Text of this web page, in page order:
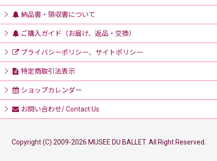
納品書・領収書について
ご購入ガイド（お届け、返品・交換）
プライバシーポリシー、サイトポリシー
特定商取引法表示
ショップカレンダー
お問い合わせ/ Contact Us
Copyright (C) 2009-2026 MUSEE DU BALLET. All Right Reserved.